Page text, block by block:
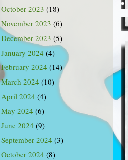
October 2023 (18)
November 2023 (6)
December 2023 (5)
January 2024 (4)
February 2024 (14)
March 2024 (10)
April 2024 (4)
May 2024 (6)
June 2024 (9)
September 2024 (3)
October 2024 (8)